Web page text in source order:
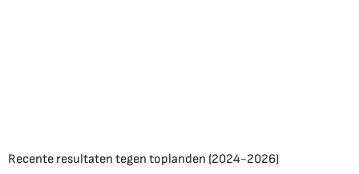
Recente resultaten tegen toplanden (2024-2026)